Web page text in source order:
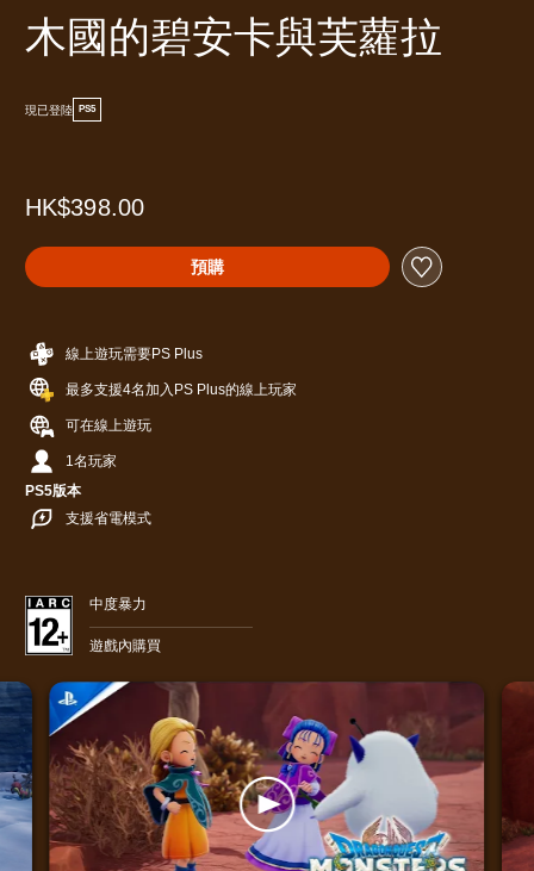
木國的碧安卡與芙蘿拉
現已登陸 PS5
HK$398.00
預購
線上遊玩需要PS Plus
最多支援4名加入PS Plus的線上玩家
可在線上遊玩
1名玩家
PS5版本
支援省電模式
中度暴力
遊戲內購買